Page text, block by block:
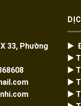
33, Phường
▶️
▶️
▶️
▶️
▶️